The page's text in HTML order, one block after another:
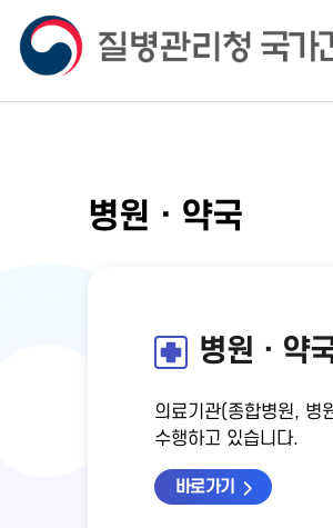
병원ㆍ약국
병원ㆍ약
의료기관(종합병원, 병
수행하고 있습니다.
바로가기